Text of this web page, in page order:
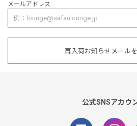
メールアドレス
再入荷お知らせメール
公式SNSアカウ